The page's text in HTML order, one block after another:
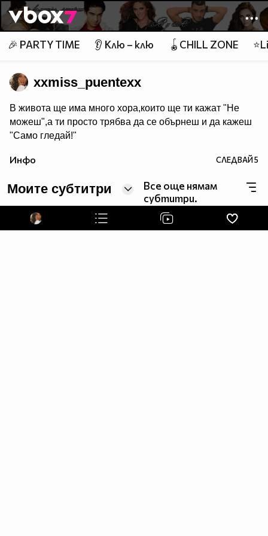
Member of
👾
🎉 PARTY TIME 👂 Клю – клю 🪀CHILL ZONE
xxmiss_puentexx
В живота ще има много хора,които ще ти кажат "Не
можеш",а ти просто трябва да се обърнеш и да кажеш
"Само гледай!"
Инфо СЛЕДВАЙ5
Моите субтитри
Все още нямам
субтитри.